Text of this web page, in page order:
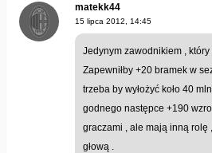
matekk44
15 lipca 2012, 14:45
Jedynym zawodnikiem , który
Zapewniłby +20 bramek w
trzeba by wyłożyć koło 40
godnego następce +190
graczami , ale mają inną rolę
głową .